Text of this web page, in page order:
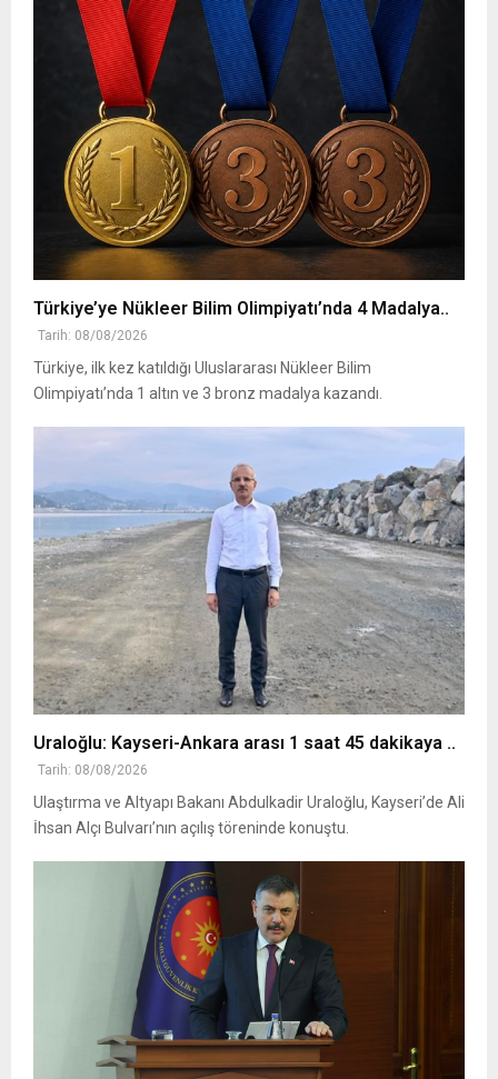
Türkiye’ye Nükleer Bilim Olimpiyatı’nda 4 Madalya..
Tarih: 08/08/2026
Türkiye, ilk kez katıldığı Uluslararası Nükleer Bilim
Olimpiyatı’nda 1 altın ve 3 bronz madalya kazandı.
Uraloğlu: Kayseri-Ankara arası 1 saat 45 dakikaya ..
Tarih: 08/08/2026
Ulaştırma ve Altyapı Bakanı Abdulkadir Uraloğlu, Kayseri’de Ali
İhsan Alçı Bulvarı’nın açılış töreninde konuştu.